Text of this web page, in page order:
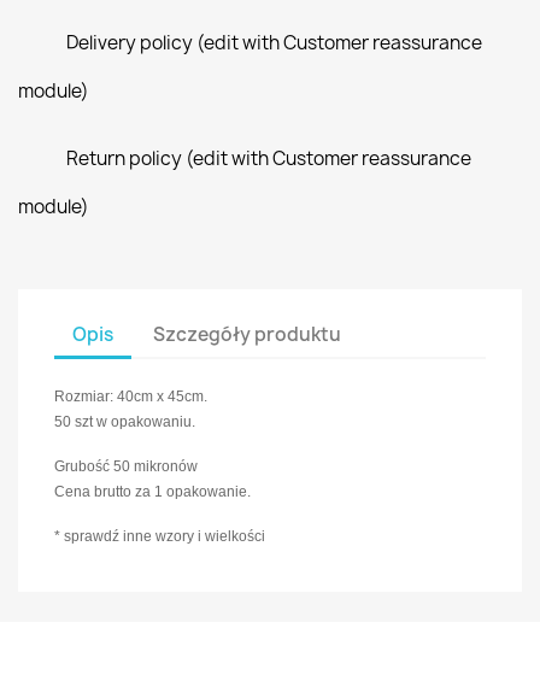
Delivery policy (edit with Customer reassurance
module)
Return policy (edit with Customer reassurance
module)
Opis Szczegóły produktu
Rozmiar: 40cm x 45cm.
50 szt w opakowaniu.
Grubość 50 mikronów
Cena brutto za 1 opakowanie.
* sprawdź inne wzory i wielkości